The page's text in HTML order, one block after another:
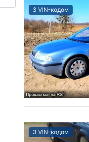
З VIN-кодом
З VIN-кодом